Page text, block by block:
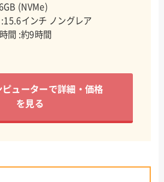
(NVMe)
インチ ノングレア
間 :約9時間
ピューターで詳細・価格
を見る